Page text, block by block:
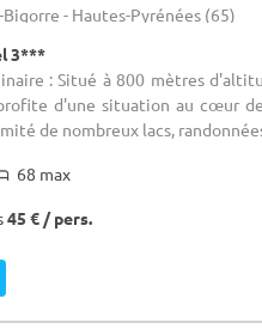
- Hautes-Pyrénées (65)
3***
: Situé à 800 mètres
d'une situation au cœur
de nombreux lacs,
68 max
45 € / pers.